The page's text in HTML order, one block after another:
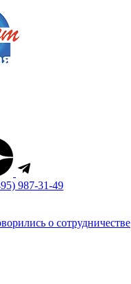
987-31-49
о сотрудничестве